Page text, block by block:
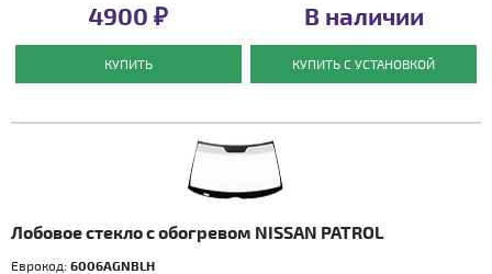
4900 ₽
КУПИТЬ
В наличии
КУПИТЬ С УСТАНОВКОЙ
Лобовое стекло с обогревом NISSAN PATROL
Еврокод: 6006AGNBLH